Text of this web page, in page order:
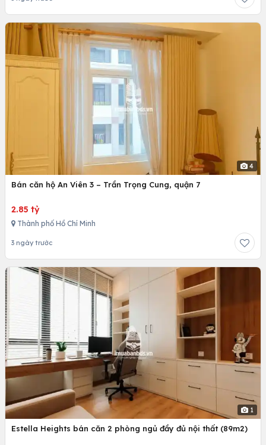
4
Bán căn hộ An Viên 3 – Trần Trọng Cung, quận 7
2.85 tỷ
Thành phố Hồ Chí Minh
3 ngày trước
1
Estella Heights bán căn 2 phòng ngủ đầy đủ nội thất (89m2)